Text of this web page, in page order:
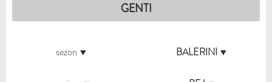
GENTI
sezon BALERINI